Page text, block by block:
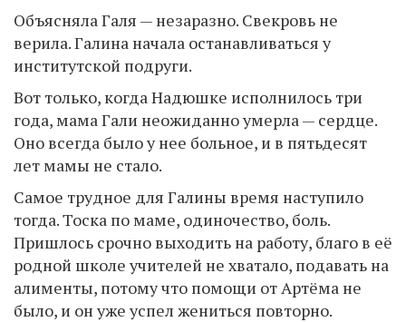
Объясняла Галя — незаразно. Свекровь не
верила. Галина начала останавливаться у
институтской подруги.
Вот только, когда Надюшке исполнилось три
года, мама Гали неожиданно умерла — сердце.
Оно всегда было у нее больное, и в пятьдесят
лет мамы не стало.
Самое трудное для Галины время наступило
тогда. Тоска по маме, одиночество, боль.
Пришлось срочно выходить на работу, благо в её
родной школе учителей не хватало, подавать на
алименты, потому что помощи от Артёма не
было, и он уже успел жениться повторно.